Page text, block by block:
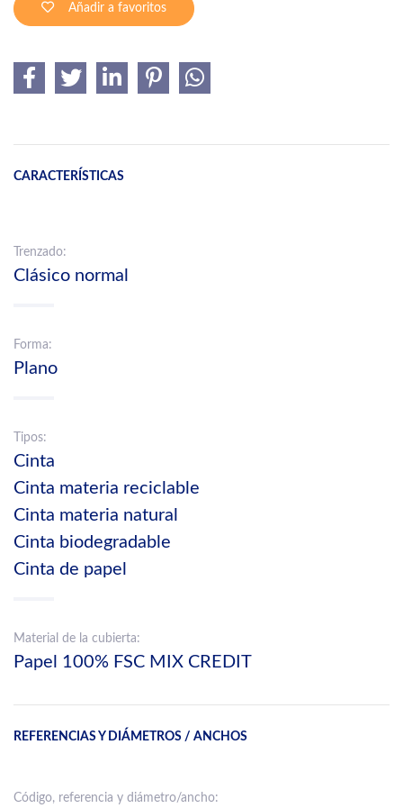
Añadir a favoritos
CARACTERÍSTICAS
Trenzado:
Clásico normal
Forma:
Plano
Tipos:
Cinta
Cinta materia reciclable
Cinta materia natural
Cinta biodegradable
Cinta de papel
Material de la cubierta:
Papel 100% FSC MIX CREDIT
REFERENCIAS Y DIÁMETROS / ANCHOS
Código, referencia y diámetro/ancho: